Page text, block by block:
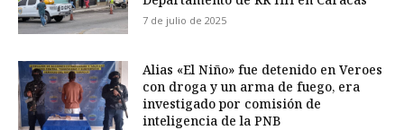
7 de julio de 2025
Alias «El Niño» fue detenido en Veroes
con droga y un arma de fuego, era
investigado por comisión de
inteligencia de la PNB